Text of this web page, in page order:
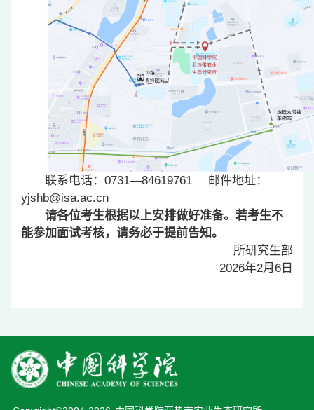
联系电话：0731—84619761 邮件地址：
yjshb@isa.ac.cn
请各位考生根据以上安排做好准备。若考生不
能参加面试考核，请务必于提前告知。
所研究生部
2026年2月6日